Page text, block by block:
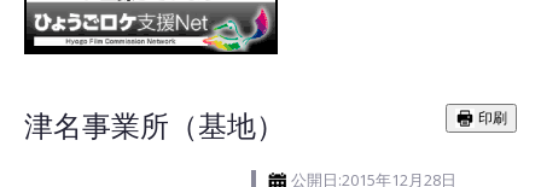
印刷
津名事業所（基地）
公開日:2015年12月28日